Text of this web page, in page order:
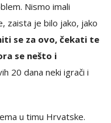
Nismo imali
zaista je bilo jako, jako
se za ovo, čekati te
se nešto i
20 dana neki igrači i
u timu Hrvatske.